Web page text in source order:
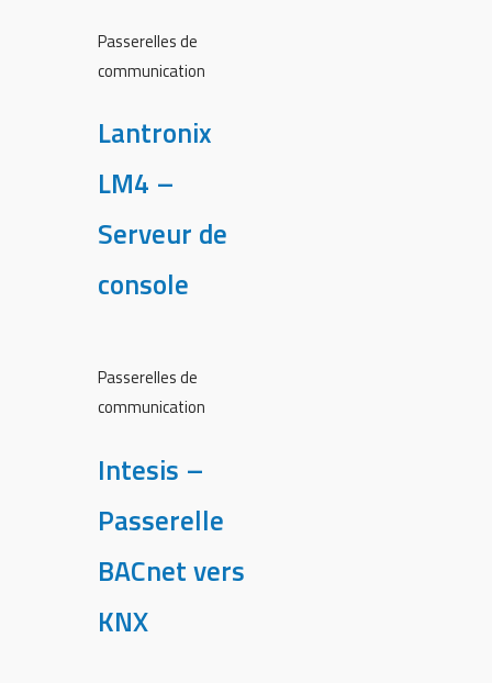
Passerelles de
communication
Lantronix
LM4 –
Serveur de
console
Passerelles de
communication
Intesis –
Passerelle
BACnet vers
KNX